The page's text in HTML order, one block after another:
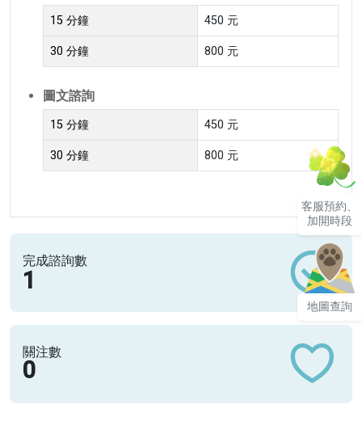
15 分鐘 450 元
30 分鐘 800 元
圖文諮詢
15 分鐘 450 元
30 分鐘 800 元
完成諮詢數
1
關注數
0
客服預約、
加開時段
地圖查詢